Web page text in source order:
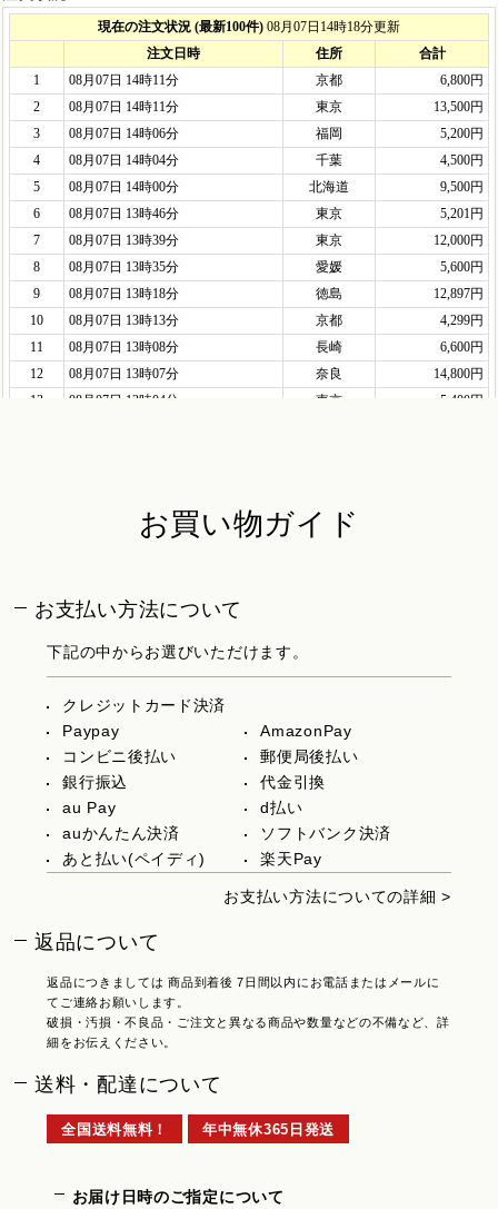
お買い物ガイド
お支払い方法について
下記の中からお選びいただけます。
クレジットカード決済
Paypay
AmazonPay
コンビニ後払い
郵便局後払い
銀行振込
代金引換
au Pay
d払い
auかんたん決済
ソフトバンク決済
あと払い(ペイディ)
楽天Pay
お支払い方法についての詳細 >
返品について
返品につきましては 商品到着後 7日間以内にお電話またはメールに
てご連絡お願いします。
破損・汚損・不良品・ご注文と異なる商品や数量などの不備など、詳
細をお伝えください。
送料・配達について
全国送料無料！ 年中無休365日発送
お届け日時のご指定について